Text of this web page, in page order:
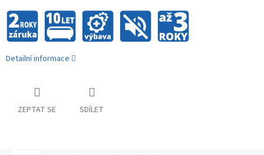
Detailní informace
ZEPTAT SE SDÍLET